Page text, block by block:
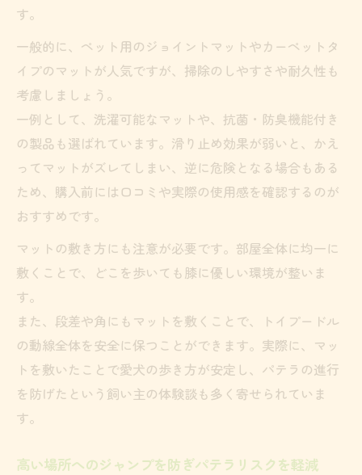
す。
一般的に、ペット用のジョイントマットやカーペットタ
イプのマットが人気ですが、掃除のしやすさや耐久性も
考慮しましょう。
一例として、洗濯可能なマットや、抗菌・防臭機能付き
の製品も選ばれています。滑り止め効果が弱いと、かえ
ってマットがズレてしまい、逆に危険となる場合もある
ため、購入前には口コミや実際の使用感を確認するのが
おすすめです。
マットの敷き方にも注意が必要です。部屋全体に均一に
敷くことで、どこを歩いても膝に優しい環境が整いま
す。
また、段差や角にもマットを敷くことで、トイプードル
の動線全体を安全に保つことができます。実際に、マッ
トを敷いたことで愛犬の歩き方が安定し、パテラの進行
を防げたという飼い主の体験談も多く寄せられていま
す。
高い場所へのジャンプを防ぎパテラリスクを軽減